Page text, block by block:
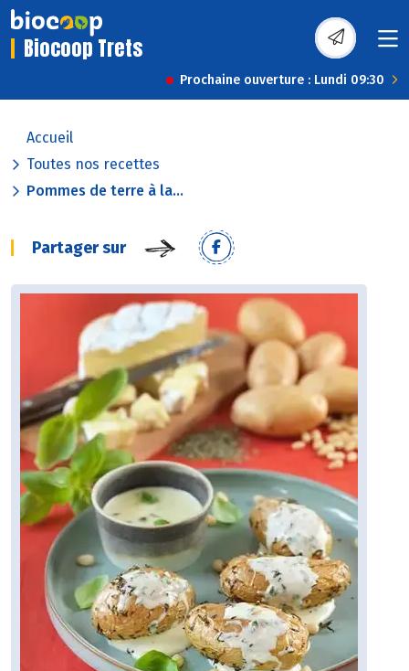
Biocoop Trets
Prochaine ouverture : Lundi 09:30
Accueil
Toutes nos recettes
Pommes de terre à la...
Partager sur